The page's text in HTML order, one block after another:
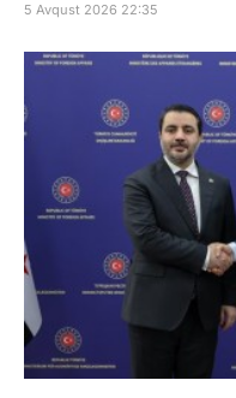
5 Avqust 2026 22:35